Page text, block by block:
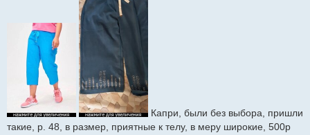
Капри, были без выбора, пришли
такие, р. 48, в размер, приятные к телу, в меру широкие, 500р